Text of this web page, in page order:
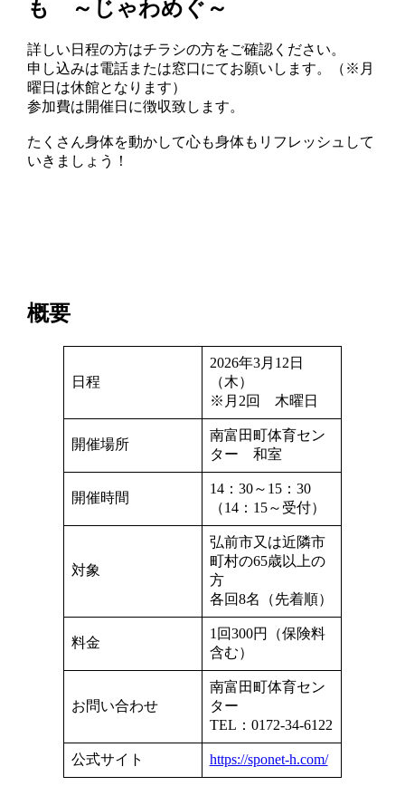
も ～じゃわめぐ～
詳しい日程の方はチラシの方をご確認ください。
申し込みは電話または窓口にてお願いします。（※月
曜日は休館となります）
参加費は開催日に徴収致します。
たくさん身体を動かして心も身体もリフレッシュして
いきましょう！
概要
日程
2026年3月12日
（木）
※月2回 木曜日
開催場所
南富田町体育セン
ター 和室
開催時間
14：30～15：30
（14：15～受付）
対象
弘前市又は近隣市
町村の65歳以上の
方
各回8名（先着順）
料金
1回300円（保険料
含む）
お問い合わせ
南富田町体育セン
ター
TEL：0172-34-6122
公式サイト https://sponet-h.com/